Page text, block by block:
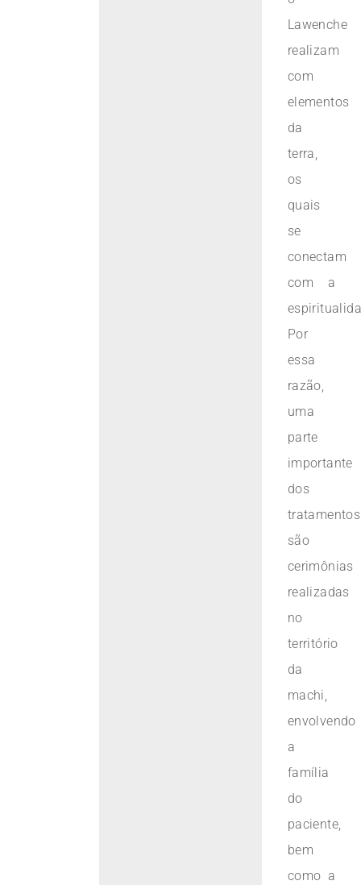
Lawenche
realizam
com
elementos
da
terra,
os
quais
se
conectam
com a
Por
essa
razão,
uma
parte
importante
dos
tratamentos
são
cerimônias
realizadas
no
território
da
machi,
envolvendo
a
família
do
paciente,
bem
como a